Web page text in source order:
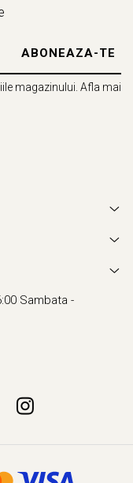
magazinului. Afla mai
Sambata -